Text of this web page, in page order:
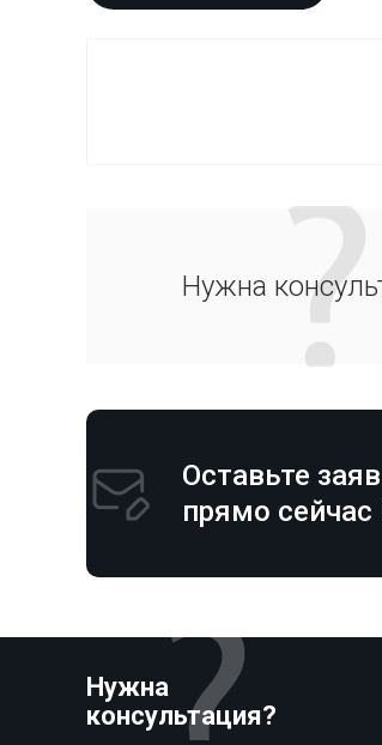
Нужна
Оставьте
прямо сейчас
Нужна
консультация?